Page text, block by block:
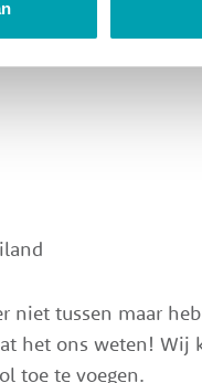
niet tussen maar
het ons weten! Wij
toe te voegen.